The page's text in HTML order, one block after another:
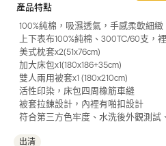
產品特點
100%純棉，吸濕透氣，手感柔軟細緻
上下表布100%純棉、300TC/60支，
美式枕套x2(51x76cm)
加大床包x1(180x186+35cm)
雙人兩用被套x1 (180x210cm)
活性印染，床包四周橡筋車縫
被套拉鍊設計，內裡有啪扣設計
符合第三方色牢度、水洗後外觀測試
出清